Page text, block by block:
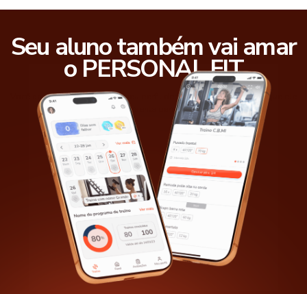
Seu aluno também vai amar
o PERSONAL FIT
Você aprenderá a preparar o seu perfil de forma estratégica para que ele
seja mais atraente para os clientes.